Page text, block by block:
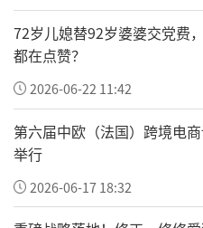
1.王牌冠名落地：夯实
金钥匙工程作为聚焦
公益项目，自立项之
长效化作为建设目标
爱事业部为全国独家
综合研判敲定的重要
深耕国民健康产业的
72岁儿媳替92岁婆婆交党费
都在点赞？
2026-06-22 11:42
第六届中欧（法国）跨境电
举行
2026-06-17 18:32